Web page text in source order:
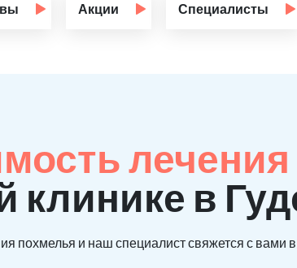
Акции Специалисты
клинике в
похмелья и наш специалист свяжется с вами